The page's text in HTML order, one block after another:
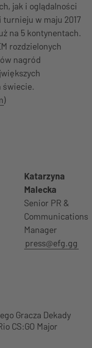
jak i oglądalności
w maju 2017
na 5 kontynentach.
rozdzielonych
nagród
świecie.
)
Katarzyna
Malecka
Senior PR &
Communications
Manager
press@efg.gg
Gracza Dekady
CS:GO Major